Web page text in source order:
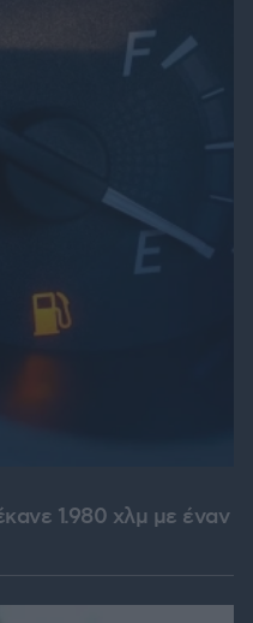
1.980 χλμ με έναν